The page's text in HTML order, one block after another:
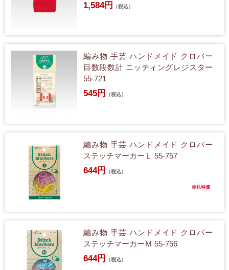
1,584円 （税込）
編み物 手芸 ハンドメイド クロバー
目数段数計 ニッティングレジスター
55-721
545円 （税込）
編み物 手芸 ハンドメイド クロバー
ステッチマーカーＬ 55-757
644円 （税込）
赤札特価
編み物 手芸 ハンドメイド クロバー
ステッチマーカーＭ 55-756
644円 （税込）